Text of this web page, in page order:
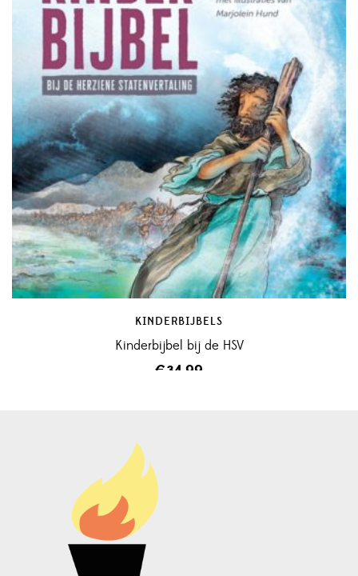
KINDERBIJBELS
Kinderbijbel bij de HSV
€34,99